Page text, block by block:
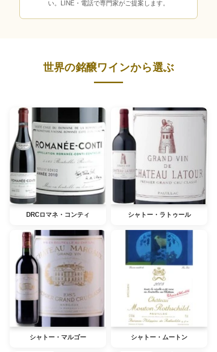
い。LINE・電話で専門家がご提案します。
世界の銘醸ワインから選ぶ
DRCロマネ・コンティ シャトー・ラトゥール
シャトー・マルゴー シャトー・ムートン